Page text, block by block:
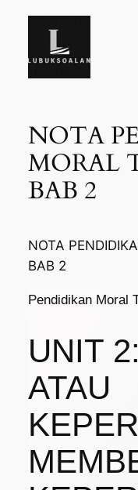
NOTA
MORAL
BAB 2
NOTA
BAB 2
Pendidikan Moral
UNIT
ATAU